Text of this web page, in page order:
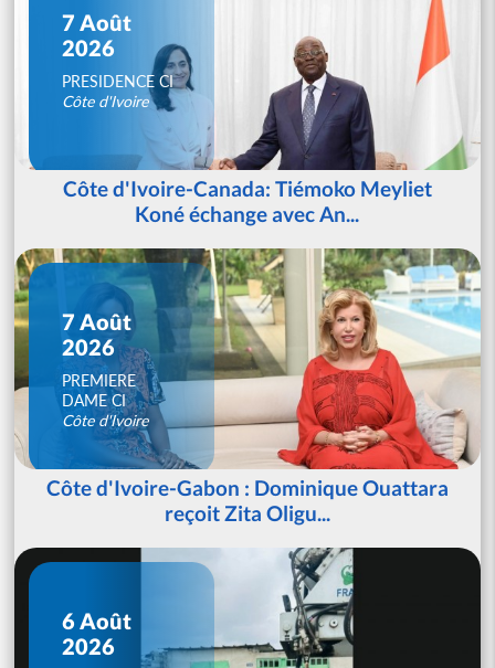
7 Août
2026
PRESIDENCE CI
Côte d'Ivoire
Côte d'Ivoire-Canada: Tiémoko Meyliet
Koné échange avec An...
7 Août
2026
PREMIERE
DAME CI
Côte d'Ivoire
Côte d'Ivoire-Gabon : Dominique Ouattara
reçoit Zita Oligu...
6 Août
2026